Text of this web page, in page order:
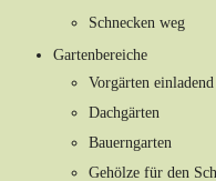
Schnecken weg
Gartenbereiche
Vorgärten
Dachgärten
Bauerngarten
Gehölze für den